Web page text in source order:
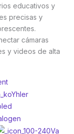
educativos y
precisas y
cámaras
y videos de alta